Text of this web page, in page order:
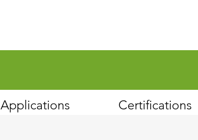
Applications Certifications